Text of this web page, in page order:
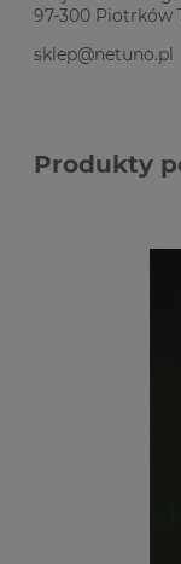
97-300 Piotrków
sklep@netuno.pl
Produkty